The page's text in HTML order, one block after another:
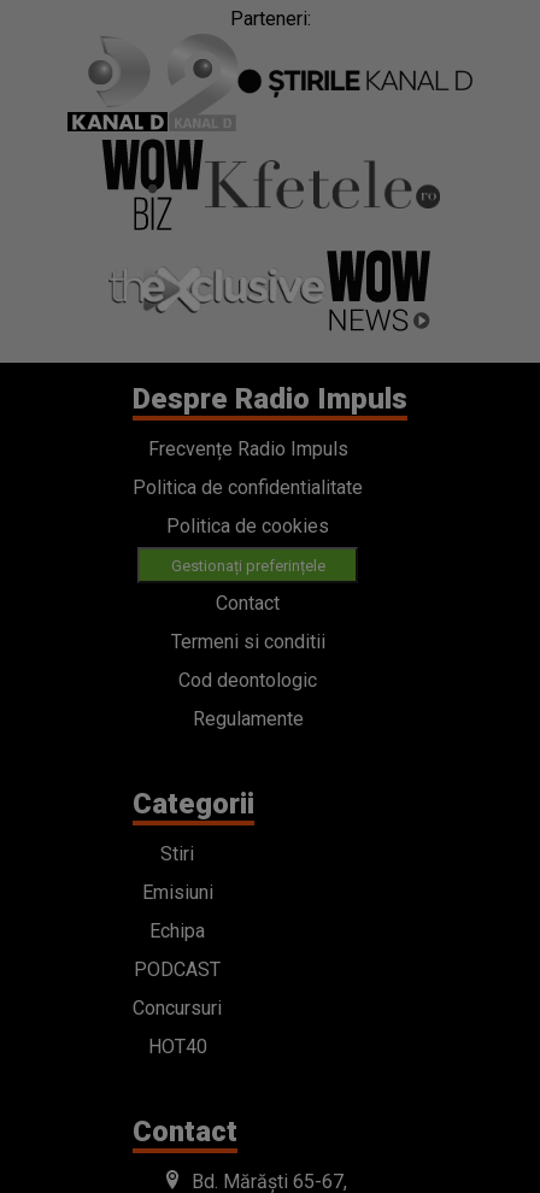
Parteneri:
Despre Radio Impuls
Frecvențe Radio Impuls
Politica de confidentialitate
Politica de cookies
Gestionați preferințele
Contact
Termeni si conditii
Cod deontologic
Regulamente
Categorii
Stiri
Emisiuni
Echipa
PODCAST
Concursuri
HOT40
Contact
Bd. Mărăști 65-67,